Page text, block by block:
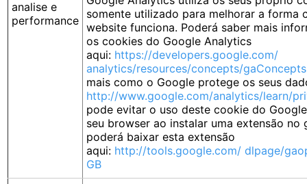
analise e
performance somente utilizado para melhorar a forma
website funciona. Poderá saber mais
os cookies do Google Analytics
aqui: https://developers.google.com/
analytics/resources/concepts/
mais como o Google protege os seus
http://www.google.com/analytics/learn/
pode evitar o uso deste cookie do
seu browser ao instalar uma extensão no
poderá baixar esta extensão
aqui: http://tools.google.com/ dlpage/
GB